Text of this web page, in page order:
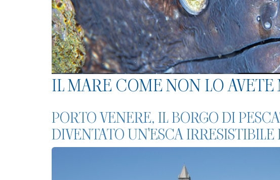
IL MARE COME NON LO AVETE
PORTO VENERE, IL BORGO DI
DIVENTATO UN'ESCA IRRESISTIBILE